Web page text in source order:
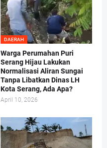
DAERAH
Warga Perumahan Puri
Serang Hijau Lakukan
Normalisasi Aliran Sungai
Tanpa Libatkan Dinas LH
Kota Serang, Ada Apa?
April 10, 2026